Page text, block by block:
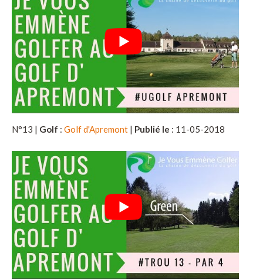
N°13 | Golf : Golf d'Apremont | Publié le : 11-05-2018